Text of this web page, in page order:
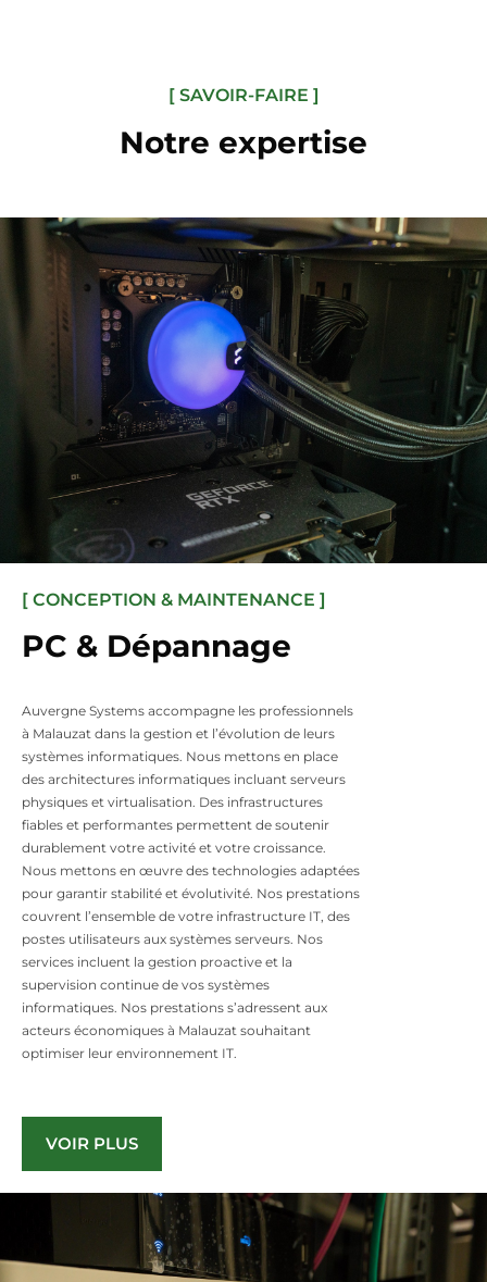
[ SAVOIR-FAIRE ]
Notre expertise
[ CONCEPTION & MAINTENANCE ]
PC & Dépannage
Auvergne Systems accompagne les professionnels
à Malauzat dans la gestion et l’évolution de leurs
systèmes informatiques. Nous mettons en place
des architectures informatiques incluant serveurs
physiques et virtualisation. Des infrastructures
fiables et performantes permettent de soutenir
durablement votre activité et votre croissance.
Nous mettons en œuvre des technologies adaptées
pour garantir stabilité et évolutivité. Nos prestations
couvrent l’ensemble de votre infrastructure IT, des
postes utilisateurs aux systèmes serveurs. Nos
services incluent la gestion proactive et la
supervision continue de vos systèmes
informatiques. Nos prestations s’adressent aux
acteurs économiques à Malauzat souhaitant
optimiser leur environnement IT.
VOIR PLUS